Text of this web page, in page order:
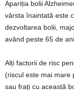
Apariția bolii
vârsta înaintată este
dezvoltarea bolii,
având peste 65 de ani.
Alți factorii de risc
(riscul este mai mare
sau frați cu această